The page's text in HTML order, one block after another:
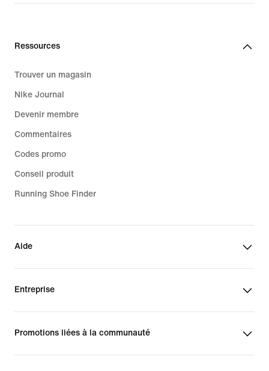
Ressources
Trouver un magasin
Nike Journal
Devenir membre
Commentaires
Codes promo
Conseil produit
Running Shoe Finder
Aide
Entreprise
Promotions liées à la communauté